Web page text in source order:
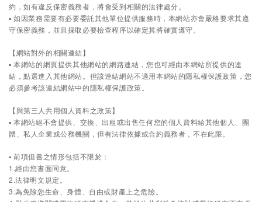
約，如有違反保密義務者，將會受到相關的法律處分。
▪ 如因業務需要有必要委託其他單位提供服務時，本網站亦會嚴格要求其遵
守保密義務，並且採取必要檢查程序以確定其將確實遵守。
【網站對外的相關連結】
▪ 本網站的網頁提供其他網站的網路連結，您也可經由本網站所提供的連
結，點選進入其他網站。但該連結網站不適用本網站的隱私權保護政策，您
必須參考該連結網站中的隱私權保護政策。
【與第三人共用個人資料之政策】
▪ 本網站絕不會提供、交換、出租或出售任何您的個人資料給其他個人、團
體、私人企業或公務機關，但有法律依據或合約義務者，不在此限。
▪ 前項但書之情形包括不限於：
1.經由您書面同意。
2.法律明文規定。
3.為免除您生命、身體、自由或財產上之危險。